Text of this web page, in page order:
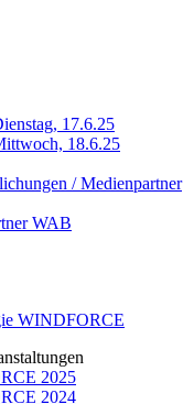
17.6.25
18.6.25
/ Medienpartner
WAB
2025
2024